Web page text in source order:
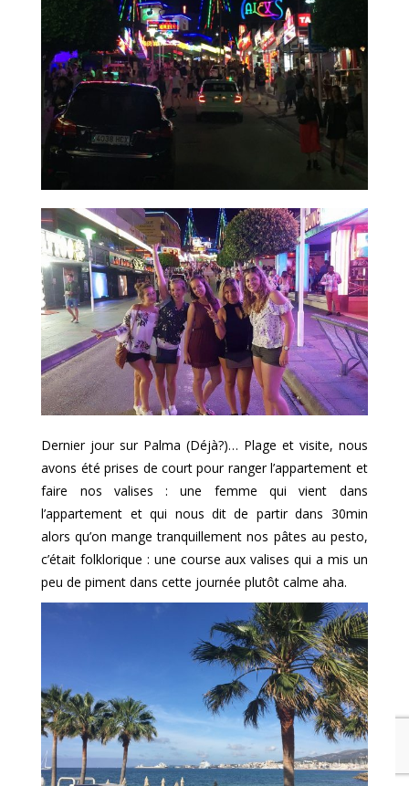
Dernier jour sur Palma (Déjà?)… Plage et visite, nous
avons été prises de court pour ranger l’appartement et
faire nos valises : une femme qui vient dans
l’appartement et qui nous dit de partir dans 30min
alors qu’on mange tranquillement nos pâtes au pesto,
c’était folklorique : une course aux valises qui a mis un
peu de piment dans cette journée plutôt calme aha.